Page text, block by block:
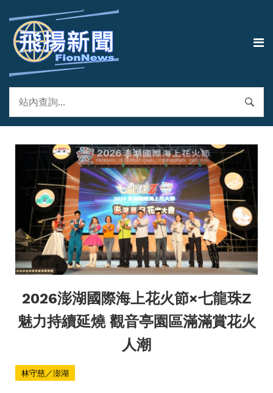
2026澎湖國際海上花火節×七龍珠Z
魅力持續延燒 觀音亭園區滿滿賞花火
人潮
林守慈／澎湖